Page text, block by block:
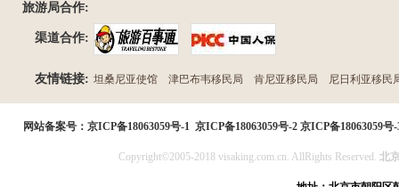
旅游局合作:
渠道合作:
友情链接: 坦桑尼亚使馆 津巴布韦移民局 肯尼亚移民局 尼日利亚移民
网站备案号： 京ICP备18063059号-1 京ICP备18063059号-2 京ICP备18063059号-
Copyright©2005-2018 visaking.com.cn. AllRights Reserved. 北